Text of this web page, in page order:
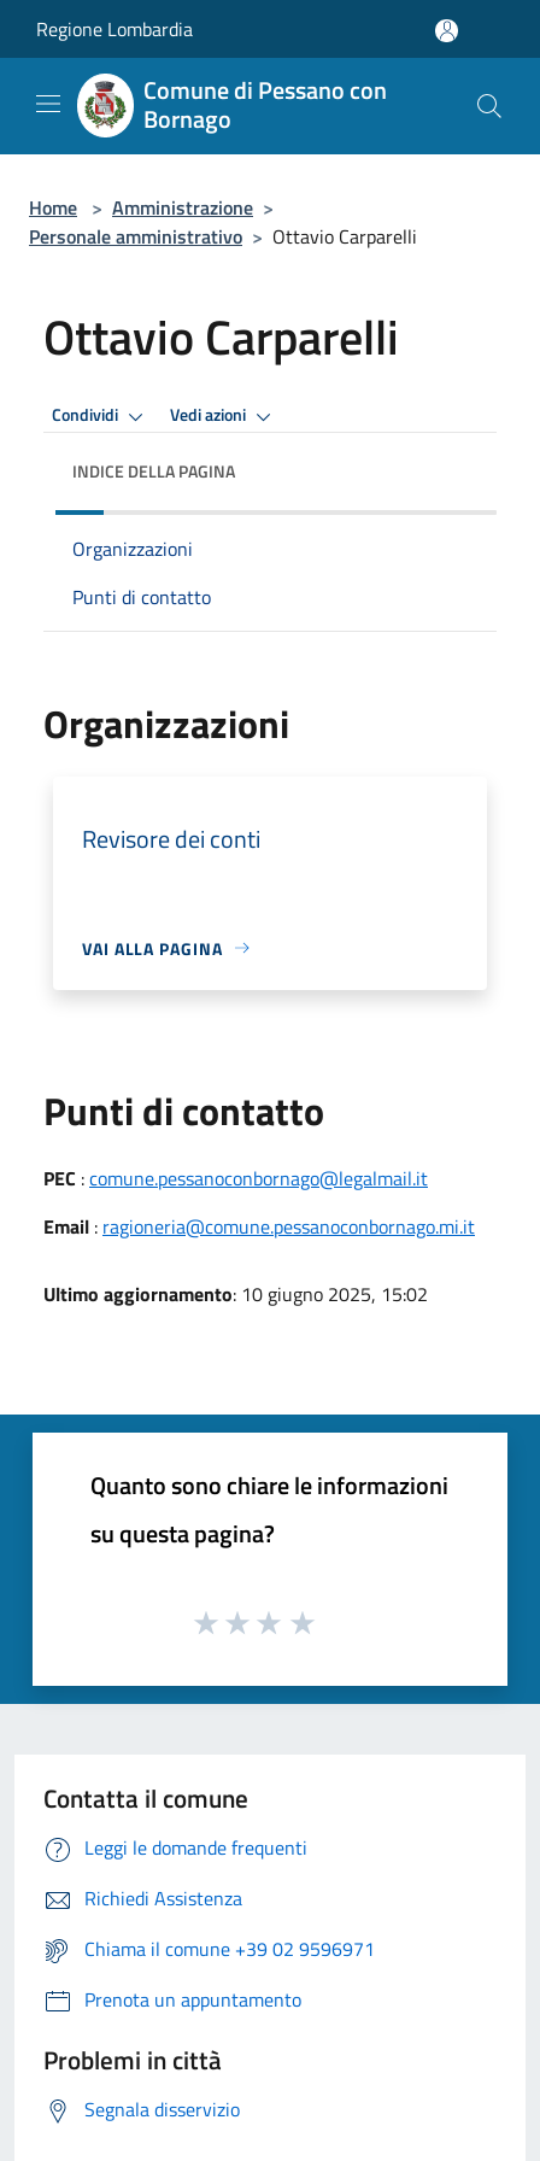
Regione Lombardia
Comune di Pessano con
Bornago
Home > Amministrazione >
Personale amministrativo > Ottavio Carparelli
Ottavio Carparelli
Condividi Vedi azioni
INDICE DELLA PAGINA
Organizzazioni
Punti di contatto
Organizzazioni
Revisore dei conti
VAI ALLA PAGINA
Punti di contatto
PEC :comune.pessanoconbornago@legalmail.it
Email : ragioneria@comune.pessanoconbornago.mi.it
Ultimo aggiornamento: 10 giugno 2025, 15:02
Quanto sono chiare le informazioni
su questa pagina?
Contatta il comune
Leggi le domande frequenti
Richiedi Assistenza
Chiama il comune +39 02 9596971
Prenota un appuntamento
Problemi in città
Segnala disservizio